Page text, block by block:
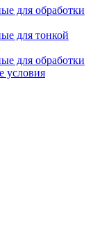
для обработки
для тонкой
для обработки
условия